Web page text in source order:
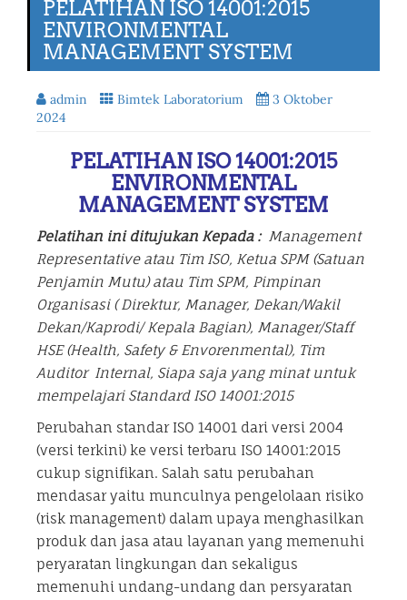
PELATIHAN ISO 14001:2015
ENVIRONMENTAL
MANAGEMENT SYSTEM
admin Bimtek Laboratorium
3 Oktober
2024
PELATIHAN ISO 14001:2015
ENVIRONMENTAL
MANAGEMENT SYSTEM
Pelatihan ini ditujukan Kepada : Management
Representative atau Tim ISO, Ketua SPM (Satuan
Penjamin Mutu) atau Tim SPM, Pimpinan
Organisasi ( Direktur, Manager, Dekan/Wakil
Dekan/Kaprodi/ Kepala Bagian), Manager/Staff
HSE (Health, Safety & Envorenmental), Tim
Auditor Internal, Siapa saja yang minat untuk
mempelajari Standard ISO 14001:2015
Perubahan standar ISO 14001 dari versi 2004
(versi terkini) ke versi terbaru ISO 14001:2015
cukup signifikan. Salah satu perubahan
mendasar yaitu munculnya pengelolaan risiko
(risk management) dalam upaya menghasilkan
produk dan jasa atau layanan yang memenuhi
peryaratan lingkungan dan sekaligus
memenuhi undang-undang dan persyaratan